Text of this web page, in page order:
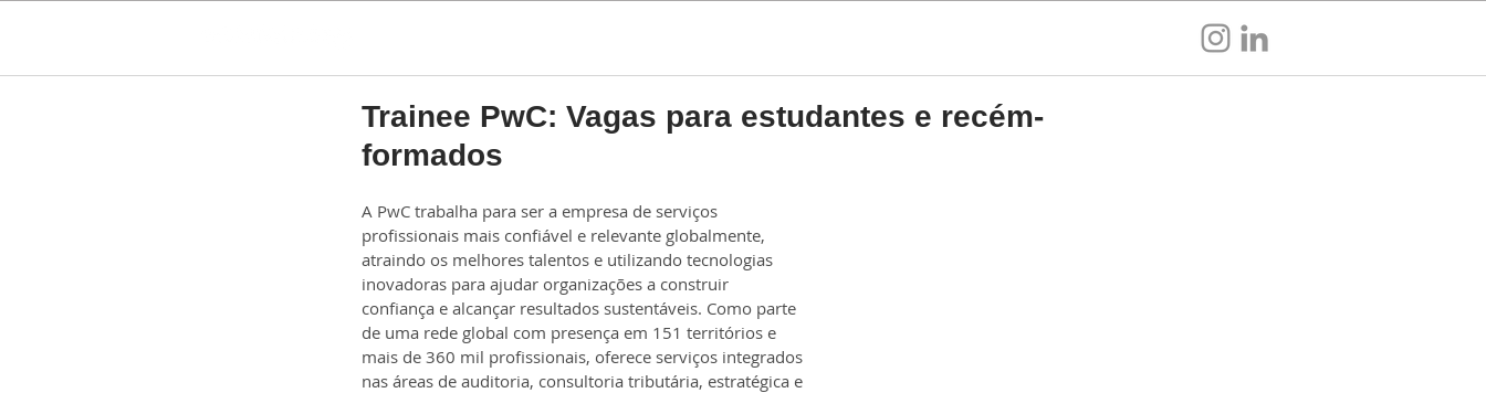
Trainee PwC: Vagas para estudantes e recém-
formados
A PwC trabalha para ser a empresa de serviços
profissionais mais confiável e relevante globalmente,
atraindo os melhores talentos e utilizando tecnologias
inovadoras para ajudar organizações a construir
confiança e alcançar resultados sustentáveis. Como parte
de uma rede global com presença em 151 territórios e
mais de 360 mil profissionais, oferece serviços integrados
nas áreas de auditoria, consultoria tributária, estratégica e